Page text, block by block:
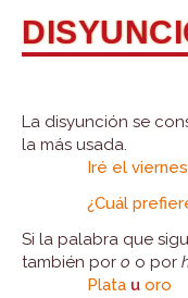
La disyunción se
la más usada.
Iré el viernes
¿Cuál
Si la palabra que
también por o o por
Plata u oro